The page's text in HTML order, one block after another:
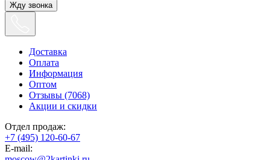
Жду звонка
Доставка
Оплата
Информация
Оптом
Отзывы (7068)
Акции и скидки
Отдел продаж:
+7 (495) 120-60-67
E-mail: